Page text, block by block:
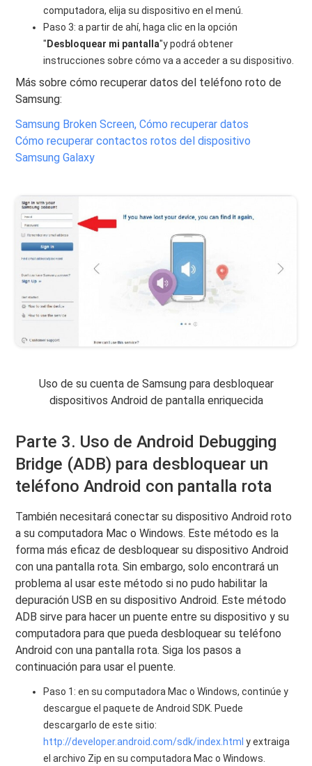
computadora, elija su dispositivo en el menú.
Paso 3: a partir de ahí, haga clic en la opción
" Desbloquear mi pantalla"y podrá obtener
instrucciones sobre cómo va a acceder a su dispositivo.
Más sobre cómo recuperar datos del teléfono roto de
Samsung:
Samsung Broken Screen, Cómo recuperar datos
Cómo recuperar contactos rotos del dispositivo
Samsung Galaxy
Uso de su cuenta de Samsung para desbloquear
dispositivos Android de pantalla enriquecida
Parte 3. Uso de Android Debugging
Bridge (ADB) para desbloquear un
teléfono Android con pantalla rota
También necesitará conectar su dispositivo Android roto
a su computadora Mac o Windows. Este método es la
forma más eficaz de desbloquear su dispositivo Android
con una pantalla rota. Sin embargo, solo encontrará un
problema al usar este método si no pudo habilitar la
depuración USB en su dispositivo Android. Este método
ADB sirve para hacer un puente entre su dispositivo y su
computadora para que pueda desbloquear su teléfono
Android con una pantalla rota. Siga los pasos a
continuación para usar el puente.
Paso 1: en su computadora Mac o Windows, continúe y
descargue el paquete de Android SDK. Puede
descargarlo de este sitio:
http://developer.android.com/sdk/index.html y extraiga
el archivo Zip en su computadora Mac o Windows.